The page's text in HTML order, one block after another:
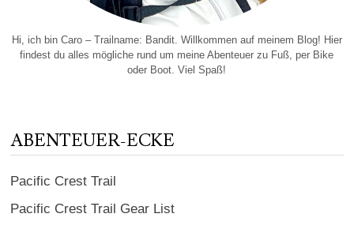
Hi, ich bin Caro – Trailname: Bandit. Willkommen auf meinem Blog! Hier
findest du alles mögliche rund um meine Abenteuer zu Fuß, per Bike
oder Boot. Viel Spaß!
ABENTEUER-ECKE
Pacific Crest Trail
Pacific Crest Trail Gear List